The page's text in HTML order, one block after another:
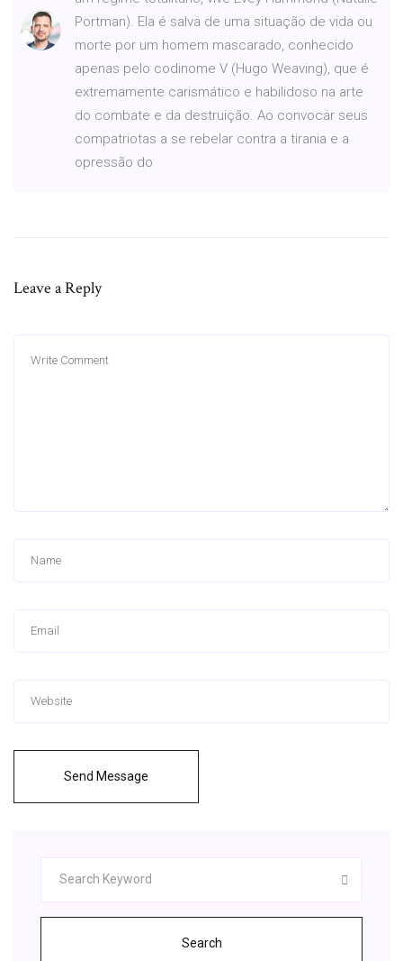
Portman). Ela é salva de uma situação de vida ou
morte por um homem mascarado, conhecido
apenas pelo codinome V (Hugo Weaving), que é
extremamente carismático e habilidoso na arte
do combate e da destruição. Ao convocar seus
compatriotas a se rebelar contra a tirania e a
opressão do
Leave a Reply
Send Message
Search